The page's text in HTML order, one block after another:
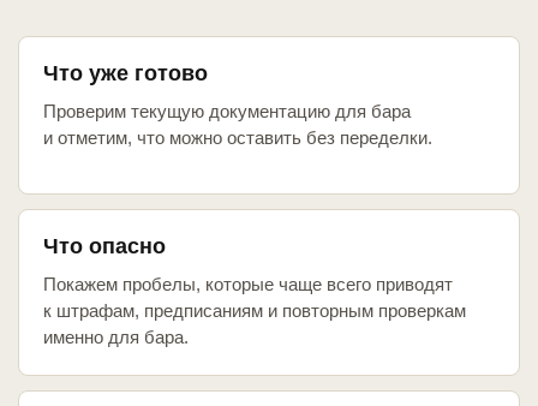
Что уже готово
Проверим текущую документацию для бара
и отметим, что можно оставить без переделки.
Что опасно
Покажем пробелы, которые чаще всего приводят
к штрафам, предписаниям и повторным проверкам
именно для бара.